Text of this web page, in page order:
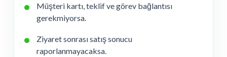
Müşteri kartı, teklif ve görev bağlantısı
gerekmiyorsa.
Ziyaret sonrası satış sonucu
raporlanmayacaksa.